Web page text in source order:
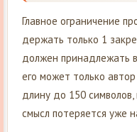
Главное ограничение
держать только 1
должен принадлежать
его может только
длину до 150 символов,
смысл потеряется уже